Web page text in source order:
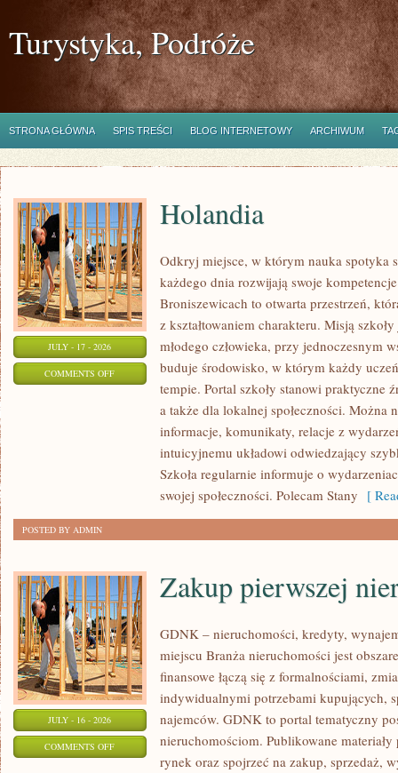
Turystyka, Podróże
STRONA GŁÓWNA SPIS TREŚCI BLOG INTERNETOWY ARCHIWUM
JULY - 17 - 2026
COMMENTS OFFON
Holandia
Odkryj miejsce, w którym nauka spotyka
każdego dnia rozwijają swoje
Broniszewicach to otwarta przestrzeń,
z kształtowaniem charakteru. Misją
młodego człowieka, przy jednoczesnym
buduje środowisko, w którym każdy
tempie. Portal szkoły stanowi praktyczne
a także dla lokalnej społeczności. Można
informacje, komunikaty, relacje z
intuicyjnemu układowi odwiedzający
Szkoła regularnie informuje o
swojej społeczności. Polecam Stany [
POSTED BY ADMIN
JULY - 16 - 2026
COMMENTS OFFON
Zakup pierwszej
GDNK – nieruchomości, kredyty,
miejscu Branża nieruchomości jest
finansowe łączą się z formalnościami,
indywidualnymi potrzebami kupujących,
najemców. GDNK to portal tematyczny
nieruchomościom. Publikowane
rynek oraz spojrzeć na zakup, sprzedaż,